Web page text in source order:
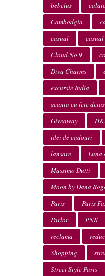
bebelus
Cambodgia
casual
Cloud No 9
Diva Charms
excursie India
geanta cu fete
Giveaway
idei de cadouri
lansare
Luna
Massimo Dutti
Moon by Dana
Paris
Paris
Parlor
PNK
reclama
Shopping
Street Style Paris